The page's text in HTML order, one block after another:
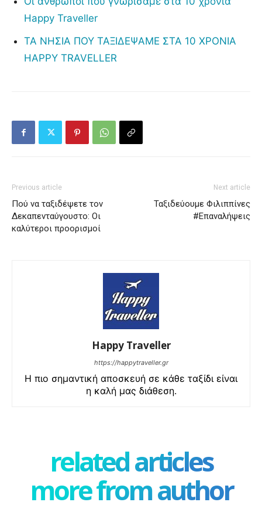
Happy Traveller
ΤΑ ΝΗΣΙΑ ΠΟΥ ΤΑΞΙΔΕΨΑΜΕ ΣΤΑ 10 ΧΡΟΝΙΑ
HAPPY TRAVELLER
Previous article
Πού να ταξιδέψετε τον
Δεκαπενταύγουστο: Οι
καλύτεροι προορισμοί
Next article
Ταξιδεύουμε Φιλιππίνες
#Επαναλήψεις
Happy Traveller
https://happytraveller.gr
Η πιο σημαντική αποσκευή σε κάθε ταξίδι είναι
η καλή μας διάθεση.
related articles
more from author